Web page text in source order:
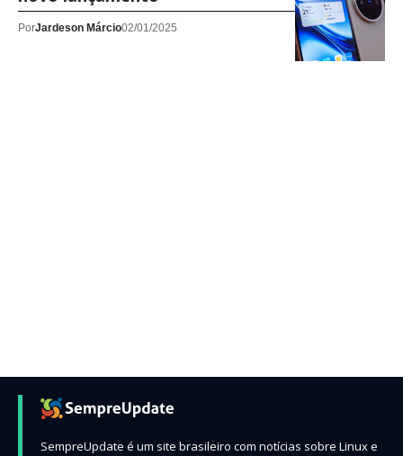
PorJardeson Márcio02/01/2025
SempreUpdate é um site brasileiro com notícias sobre Linux e